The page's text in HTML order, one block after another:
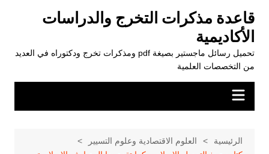
المحتوى
قاعدة مذكرات التخرج والدراسات
الأكاديمية
تحميل رسائل ماجستير بصيغة pdf ومذكرات تخرج ودكتوراه في العديد
من التخصصات العلمية
الرئيسية
العلوم الاقتصادية وعلوم التسيير